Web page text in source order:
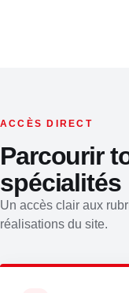
ACCÈS DIRECT
Parcourir
spécialités
Un accès clair aux
réalisations du site.